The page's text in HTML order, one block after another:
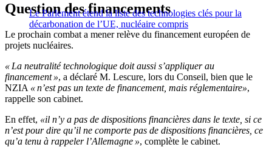
Le Parlement étend la liste des technologies clés pour la
décarbonation de l’UE, nucléaire compris
Question des financements
Le prochain combat a mener relève du financement européen de
projets nucléaires.
« La neutralité technologique doit aussi s’appliquer au
financement », a déclaré M. Lescure, lors du Conseil, bien que le
NZIA « n’est pas un texte de financement, mais réglementaire»,
rappelle son cabinet.
En effet, «il n’y a pas de dispositions financières dans le texte, si ce
n’est pour dire qu’il ne comporte pas de dispositions financières, ce
qu’a tenu à rappeler l’Allemagne », complète le cabinet.